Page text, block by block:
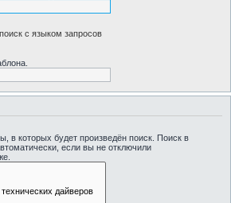
с языком запросов
в которых будет произведён поиск. Поиск в
если вы не отключили